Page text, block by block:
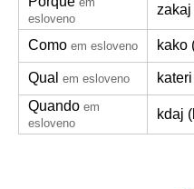
esloveno
zakaj
Como em esloveno kako
Qual em esloveno
Quando em
esloveno
kdaj